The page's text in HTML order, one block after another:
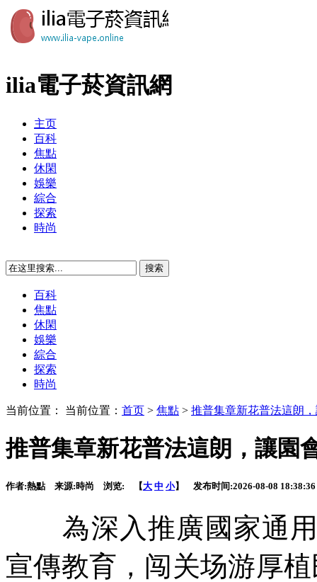
ilia電子菸資訊網
主页
百科
焦點
休閑
娛樂
綜合
探索
時尚
百科
焦點
休閑
娛樂
綜合
探索
時尚
当前位置： 当前位置： 首页 > 焦點 > 推普集章新花普法這朗
推普集章新花普法這朗，讓園
作者:熱點 来源:時尚 浏览: 【大 中 小】 发布时间:2026-08-08 18:38:36
為深入推廣國家通用
宣傳教育，闯关场游厚